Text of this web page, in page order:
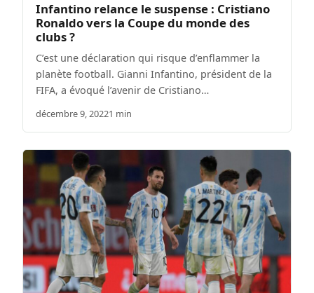
Infantino relance le suspense : Cristiano
Ronaldo vers la Coupe du monde des
clubs ?
C’est une déclaration qui risque d’enflammer la
planète football. Gianni Infantino, président de la
FIFA, a évoqué l’avenir de Cristiano…
décembre 9, 20221 min